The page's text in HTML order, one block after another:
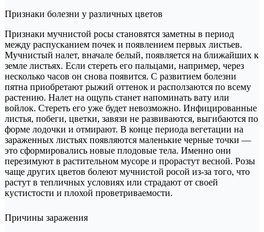
Признаки болезни у различных цветов
Признаки мучнистой росы становятся заметны в период
между распусканием почек и появлением первых листьев.
Мучнистый налет, вначале белый, появляется на ближайших к
земле листьях. Если стереть его пальцами, например, через
несколько часов он снова появится. С развитием болезни
пятна приобретают рыжий оттенок и расползаются по всему
растению. Налет на ощупь станет напоминать вату или
войлок. Стереть его уже будет невозможно. Инфицированные
листья, побеги, цветки, завязи не развиваются, выгибаются по
форме лодочки и отмирают. В конце периода вегетации на
зараженных листьях появляются маленькие черные точки —
это сформировались новые плодовые тела. Именно они
перезимуют в растительном мусоре и прорастут весной. Розы
чаще других цветов болеют мучнистой росой из-за того, что
растут в тепличных условиях или страдают от своей
кустистости и плохой проветриваемости.
Причины заражения